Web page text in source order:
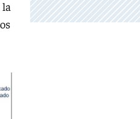
la